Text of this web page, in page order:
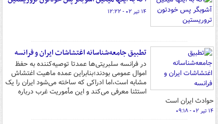
۱۴ تیر ۰۲ - ۱۲:۲۲
تطبیق جامعه‌شناسانه اغتشاشات ایران و فرانسه
در فرانسه سلبریتی‌ها عمدتا توصیه‌کننده به حفظ
اموال عمومی بودند؛بنابراین عمده ماهیت اغتشاش
مشابه است،اما ادراکی که ساخته می‌شود ایران را یک
استثنا معرفی می‌کند و این مأموریت غرب درباره
حوادث ایران است
۱۴ تیر ۰۲ - ۰۹:۱۸